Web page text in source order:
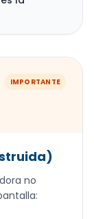
IMPORTANTE
no